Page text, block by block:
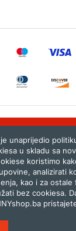
261
nastoji objavljivati
otkrijete neistinite,
na
je unaprijedio
u skladu sa
koristimo
analizirati
kao i za
bez cookiesa.